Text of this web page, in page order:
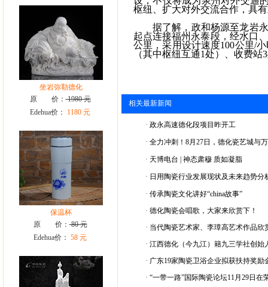
坐岩弥勒德化
原 价：1980 元
Edehua价：
1180 元
保温杯
原 价：80 元
Edehua价： 58 元
枢纽、扩大对外交流合作，具
据了解，政和杨源至龙岩
起点连接福州永泰段，经水口
公里，采用设计速度100公里/
（其中枢纽互通1处）、收费
相关最新新闻
· 政永高速德化段项目昨开工
· 全力冲刺！8月27日，德化瓷艺城与
· 天博电台 | 神态肃穆 质如凝脂
· 日用陶瓷行业发展现状及未来趋势分
· 传承陶瓷文化讲好“china故事”
· 德化陶瓷会唱歌，大家来欣赏下！
· 当代陶瓷艺术家、李璋高艺术作品欣
· 江西德化（今九江）籍九三学社创始
· 广东19家陶瓷卫浴企业拟获扶持奖励
· “一带一路”国际陶瓷论坛11月29日在